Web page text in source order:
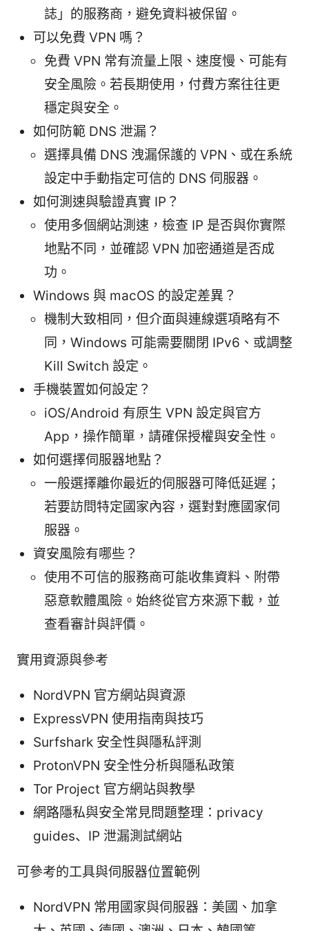
誌」的服務商，避免資料被保留。
可以免費 VPN 嗎？
免費 VPN 常有流量上限、速度慢、可能有
安全風險。若長期使用，付費方案往往更
穩定與安全。
如何防範 DNS 泄漏？
選擇具備 DNS 洩漏保護的 VPN、或在系統
設定中手動指定可信的 DNS 伺服器。
如何測速與驗證真實 IP？
使用多個網站測速，檢查 IP 是否與你實際
地點不同，並確認 VPN 加密通道是否成
功。
Windows 與 macOS 的設定差異？
機制大致相同，但介面與連線選項略有不
同，Windows 可能需要關閉 IPv6、或調整
Kill Switch 設定。
手機裝置如何設定？
iOS/Android 有原生 VPN 設定與官方
App，操作簡單，請確保授權與安全性。
如何選擇伺服器地點？
一般選擇離你最近的伺服器可降低延遲；
若要訪問特定國家內容，選對對應國家伺
服器。
資安風險有哪些？
使用不可信的服務商可能收集資料、附帶
惡意軟體風險。始終從官方來源下載，並
查看審計與評價。
實用資源與參考
NordVPN 官方網站與資源
ExpressVPN 使用指南與技巧
Surfshark 安全性與隱私評測
ProtonVPN 安全性分析與隱私政策
Tor Project 官方網站與教學
網路隱私與安全常見問題整理：privacy
guides、IP 泄漏測試網站
可參考的工具與伺服器位置範例
NordVPN 常用國家與伺服器：美國、加拿